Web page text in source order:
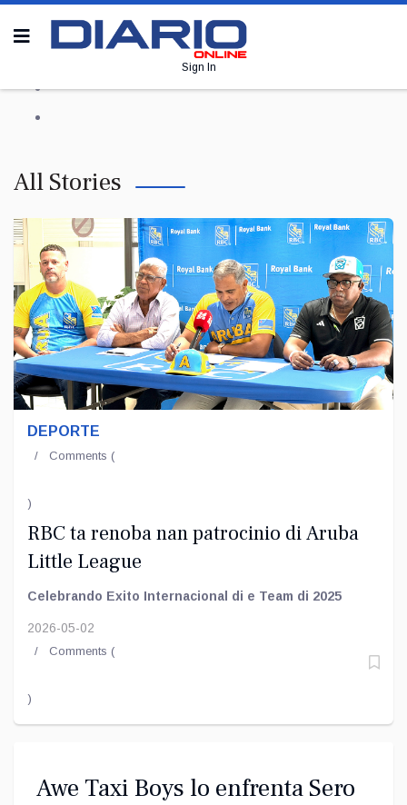
Sign In
All Stories
DEPORTE
Comments (
)
RBC ta renoba nan patrocinio di Aruba
Little League
Celebrando Exito Internacional di e Team di 2025
2026-05-02
Comments (
)
Awe Taxi Boys lo enfrenta Sero